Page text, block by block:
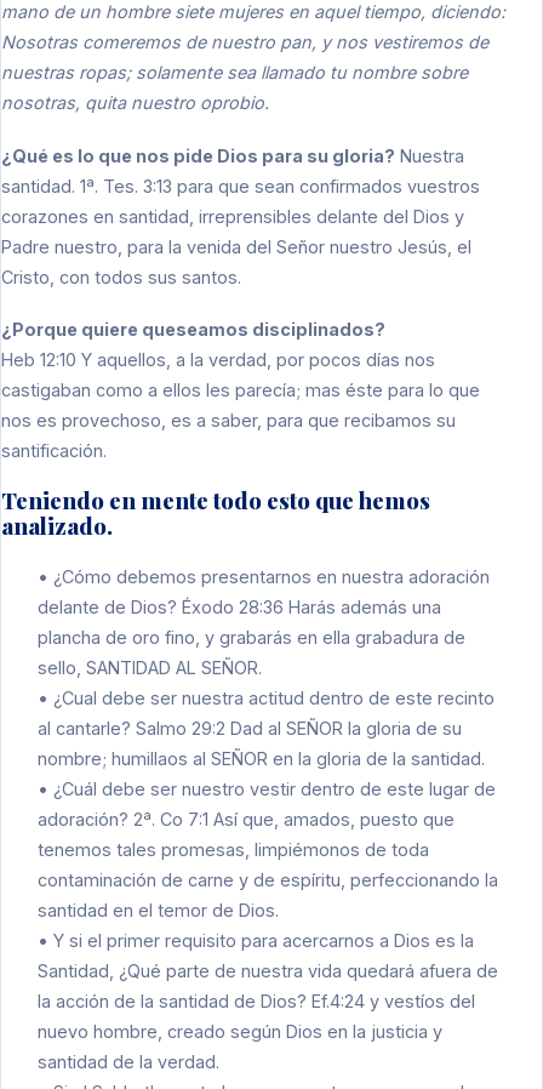
mano de un hombre siete mujeres en aquel tiempo, diciendo:
Nosotras comeremos de nuestro pan, y nos vestiremos de
nuestras ropas; solamente sea llamado tu nombre sobre
nosotras, quita nuestro oprobio.
¿Qué es lo que nos pide Dios para su gloria? Nuestra
santidad. 1ª. Tes. 3:13 para que sean confirmados vuestros
corazones en santidad, irreprensibles delante del Dios y
Padre nuestro, para la venida del Señor nuestro Jesús, el
Cristo, con todos sus santos.
¿Porque quiere queseamos disciplinados?
Heb 12:10 Y aquellos, a la verdad, por pocos días nos
castigaban como a ellos les parecía; mas éste para lo que
nos es provechoso, es a saber, para que recibamos su
santificación.
Teniendo en mente todo esto que hemos
analizado.
• ¿Cómo debemos presentarnos en nuestra adoración
delante de Dios? Éxodo 28:36 Harás además una
plancha de oro fino, y grabarás en ella grabadura de
sello, SANTIDAD AL SEÑOR.
• ¿Cual debe ser nuestra actitud dentro de este recinto
al cantarle? Salmo 29:2 Dad al SEÑOR la gloria de su
nombre; humillaos al SEÑOR en la gloria de la santidad.
• ¿Cuál debe ser nuestro vestir dentro de este lugar de
adoración? 2ª. Co 7:1 Así que, amados, puesto que
tenemos tales promesas, limpiémonos de toda
contaminación de carne y de espíritu, perfeccionando la
santidad en el temor de Dios.
• Y si el primer requisito para acercarnos a Dios es la
Santidad, ¿Qué parte de nuestra vida quedará afuera de
la acción de la santidad de Dios? Ef.4:24 y vestíos del
nuevo hombre, creado según Dios en la justicia y
santidad de la verdad.